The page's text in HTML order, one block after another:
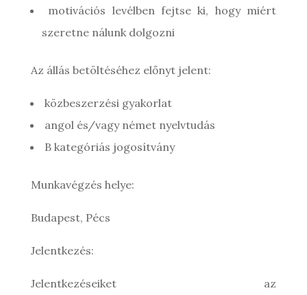
motivációs levélben fejtse ki, hogy miért
szeretne nálunk dolgozni
Az állás betöltéséhez előnyt jelent:
közbeszerzési gyakorlat
angol és/vagy német nyelvtudás
B kategóriás jogosítvány
Munkavégzés helye:
Budapest, Pécs
Jelentkezés:
Jelentkezéseiket az